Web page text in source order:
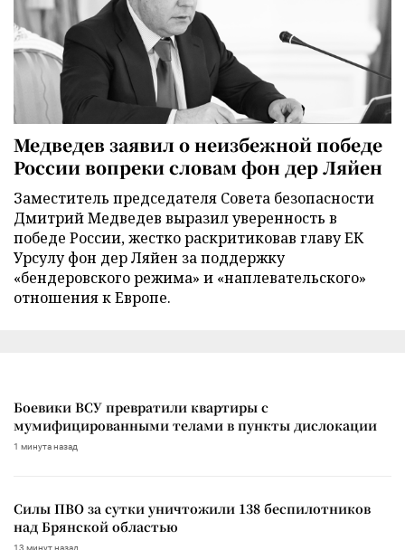
Медведев заявил о неизбежной победе
России вопреки словам фон дер Ляйен
Заместитель председателя Совета безопасности
Дмитрий Медведев выразил уверенность в
победе России, жестко раскритиковав главу ЕК
Урсулу фон дер Ляйен за поддержку
«бендеровского режима» и «наплевательского»
отношения к Европе.
Боевики ВСУ превратили квартиры с
мумифицированными телами в пункты дислокации
1 минута назад
Силы ПВО за сутки уничтожили 138 беспилотников
над Брянской областью
13 минут назад